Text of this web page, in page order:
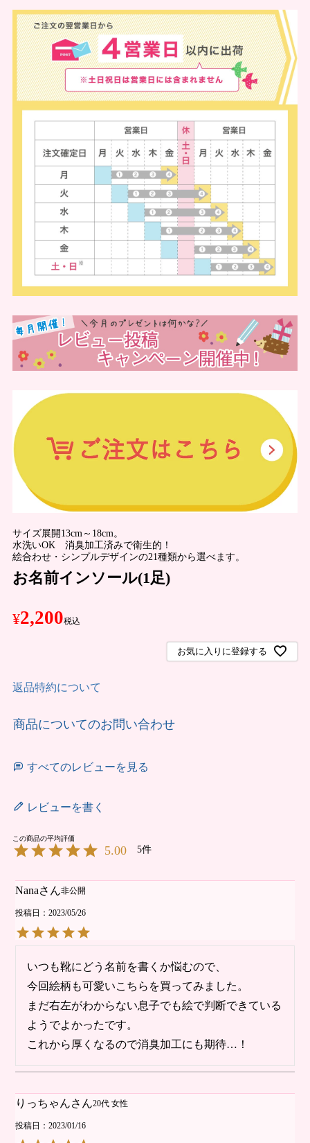
サイズ展開13cm～18cm。
水洗いOK 消臭加工済みで衛生的！
絵合わせ・シンプルデザインの21種類から選べます。
お名前インソール(1足)
¥2,200税込
お気に入りに登録する
返品特約について
商品についてのお問い合わせ
5.00 5
Nana 非公開
投稿日 2023/05/26
いつも靴にどう名前を書くか悩むので、
今回絵柄も可愛いこちらを買ってみました。
まだ右左がわからない息子でも絵で判断できている
ようでよかったです。
これから厚くなるので消臭加工にも期待…！
りっちゃん 20代 女性
投稿日 2023/01/16
すべてのレビューを見る
レビューを書く